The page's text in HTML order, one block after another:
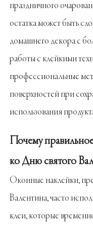
праздничного
остатка может быть
домашнего декора с
работы с клейкими
профессиональные
поверхностей при
использования
Почему
ко Дню святого
Оконные наклейки,
Валентина, часто
клеи, которые